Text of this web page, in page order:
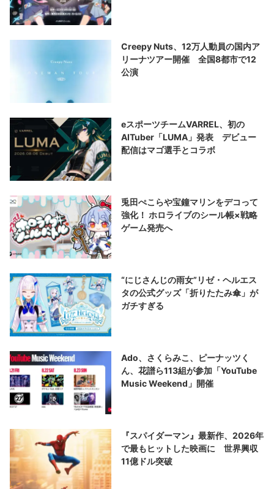
Creepy Nuts、12万人動員の国内ア
リーナツアー開催 全国8都市で12
公演
eスポーツチームVARREL、初の
AITuber「LUMA」発表 デビュー
配信はマゴ選手とコラボ
兎田ぺこらや宝鐘マリンをデコって
強化！ ホロライブのシール帳×戦略
ゲーム発売へ
“にじさんじの雨女”リゼ・ヘルエス
タの公式グッズ「折りたたみ傘」が
ガチすぎる
Ado、さくらみこ、ピーナッツく
ん、花譜ら113組が参加「YouTube
Music Weekend」開催
『スパイダーマン』最新作、2026年
で最もヒットした映画に 世界興収
11億ドル突破